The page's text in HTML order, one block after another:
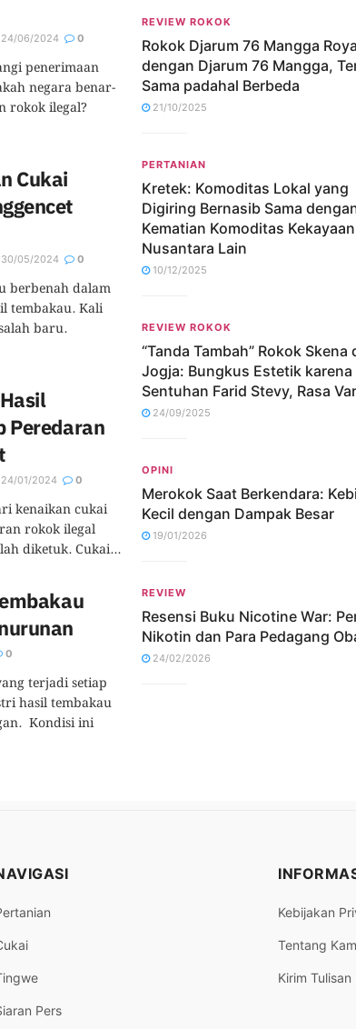
06/2024 0
penerimaan
negara benar-
rokok ilegal?
Cukai
05/2024 0
berbenah dalam
tembakau. Kali
baru.
Peredaran
01/2024 0
kenaikan cukai
rokok ilegal
diketuk. Cukai...
0
terjadi setiap
hasil tembakau
Kondisi ini
REVIEW ROKOK
Rokok Djarum 76 Mangga
dengan Djarum 76 Mangga,
Sama padahal Berbeda
21/10/2025
PERTANIAN
Kretek: Komoditas Lokal yang
Digiring Bernasib Sama
Kematian Komoditas Kekayaan
Nusantara Lain
10/12/2025
REVIEW ROKOK
“Tanda Tambah” Rokok Skena
Jogja: Bungkus Estetik karena
Sentuhan Farid Stevy, Rasa
24/09/2025
OPINI
Merokok Saat Berkendara:
Kecil dengan Dampak Besar
19/01/2026
REVIEW
Resensi Buku Nicotine War:
Nikotin dan Para Pedagang
24/02/2026
Pers
Kebijakan
Tentang
Kirim Tulisan